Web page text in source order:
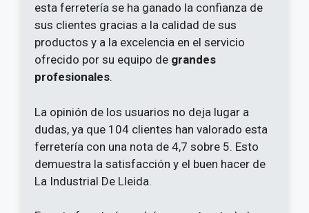
esta ferretería se ha ganado la confianza de
sus clientes gracias a la calidad de sus
productos y a la excelencia en el servicio
ofrecido por su equipo de grandes
profesionales.
La opinión de los usuarios no deja lugar a
dudas, ya que 104 clientes han valorado esta
ferretería con una nota de 4,7 sobre 5. Esto
demuestra la satisfacción y el buen hacer de
La Industrial De Lleida.